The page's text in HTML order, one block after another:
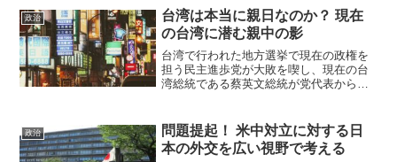
です。現在の韓国大統領である文在寅の
出身政党である『共に民主...
政治
台湾は本当に親日なのか？ 現在
の台湾に潜む親中の影
台湾で行われた地方選挙で現在の政権を
担う民主進歩党が大敗を喫し、現在の台
湾総統である蔡英文総統が党代表から辞
考えてみようと思います。その疑問と
は、『台湾は親日なのか？...
政治
問題提起！ 米中対立に対する日
本の外交を広い視野で考える